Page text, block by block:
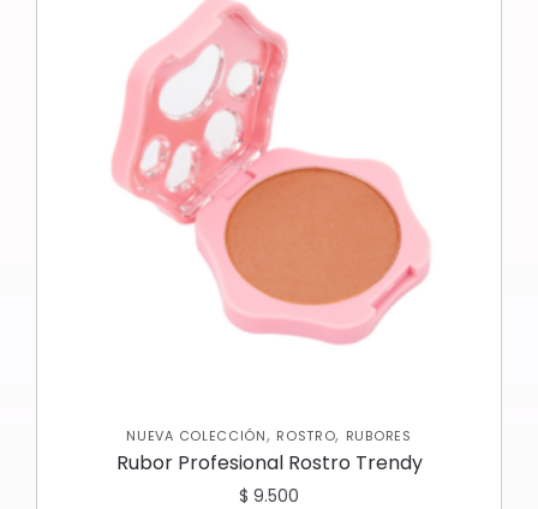
NUEVA COLECCIÓN, ROSTRO, RUBORES
Rubor Profesional Rostro Trendy
$ 9.500